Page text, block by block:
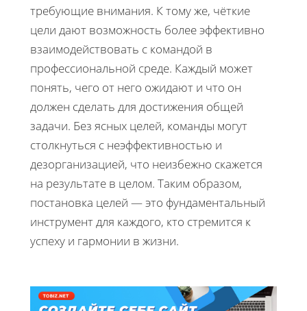
требующие внимания. К тому же, чёткие
цели дают возможность более эффективно
взаимодействовать с командой в
профессиональной среде. Каждый может
понять, чего от него ожидают и что он
должен сделать для достижения общей
задачи. Без ясных целей, команды могут
столкнуться с неэффективностью и
дезорганизацией, что неизбежно скажется
на результате в целом. Таким образом,
постановка целей — это фундаментальный
инструмент для каждого, кто стремится к
успеху и гармонии в жизни.